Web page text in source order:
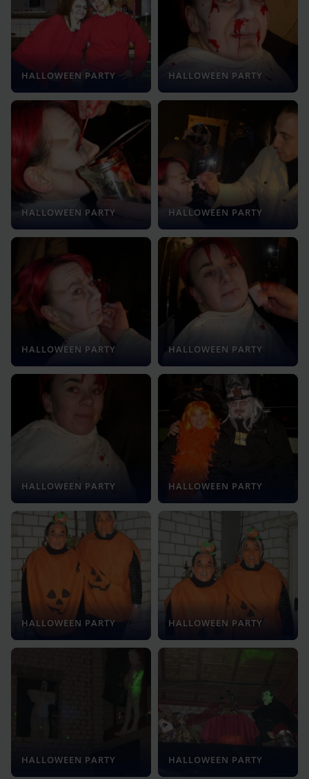
HALLOWEEN PARTY HALLOWEEN PARTY
HALLOWEEN PARTY HALLOWEEN PARTY
HALLOWEEN PARTY HALLOWEEN PARTY
HALLOWEEN PARTY HALLOWEEN PARTY
HALLOWEEN PARTY HALLOWEEN PARTY
HALLOWEEN PARTY HALLOWEEN PARTY